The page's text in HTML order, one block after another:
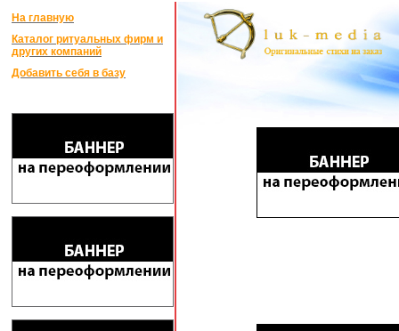
На главную
Каталог ритуальных фирм и
других компаний
Добавить себя в базу